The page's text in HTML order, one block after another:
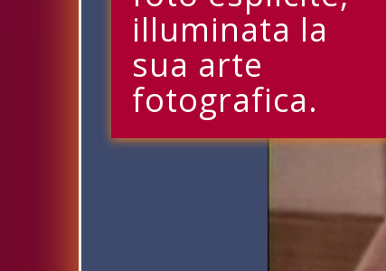
illuminata la
sua arte
fotografica.